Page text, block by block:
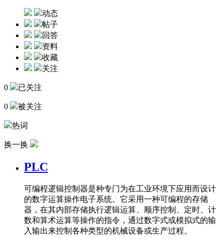
动态
帖子
回答
资料
收藏
关注
0 已关注
0 被关注
热词
换一换
PLC
可编程逻辑控制器是种专门为在工业环境下应用而设计
的数字运算操作电子系统。它采用一种可编程的存储
器，在其内部存储执行逻辑运算、顺序控制、定时、计
数和算术运算等操作的指令，通过数字式或模拟式的输
入输出来控制各种类型的机械设备或生产过程。